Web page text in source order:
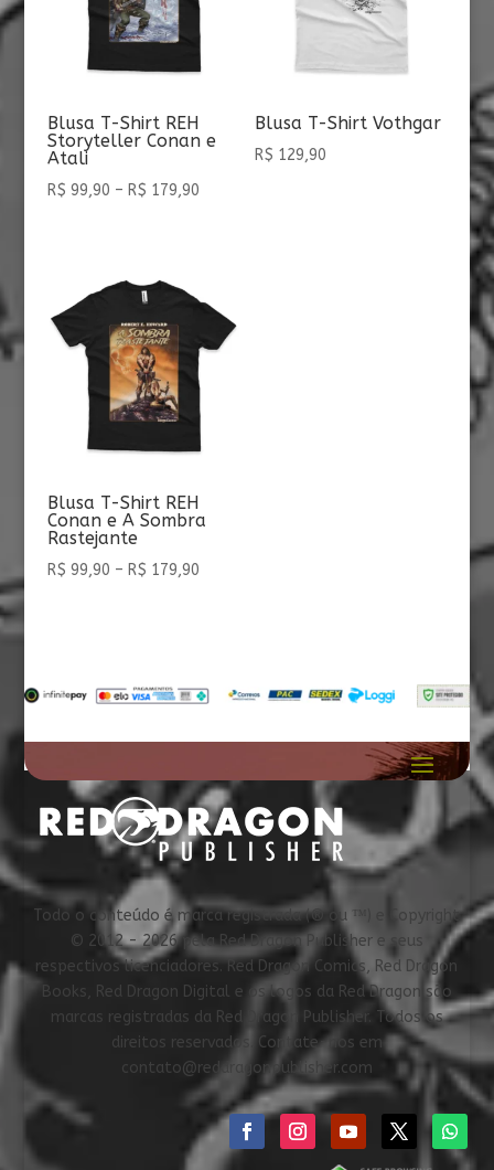
Blusa T-Shirt REH
Storyteller Conan e
Atali
R$ 99,90 – R$ 179,90Faixa
através
R$ 179,90
Blusa T-Shirt Vothgar
R$ 129,90
Blusa T-Shirt REH
Conan e A Sombra
Rastejante
R$ 99,90 – R$ 179,90Faixa
através
Todo o conteúdo é marca registrada (® ou ™) e Copyright
© 2012 - 2026 pela Red Dragon Publisher e seus
respectivos licenciadores. Red Dragon Comics, Red Dragon
Books, Red Dragon Digital e os logos da Red Dragon são
marcas registradas da Red Dragon Publisher. Todos os
direitos reservados. Contate-nos em
contato@reddragonpublisher.com